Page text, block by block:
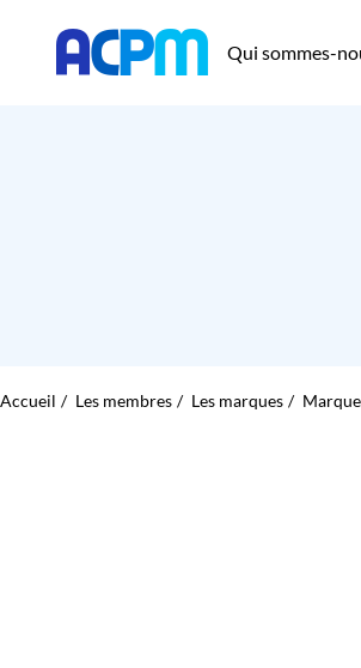
Qui sommes-
Accueil Les membres Les marques